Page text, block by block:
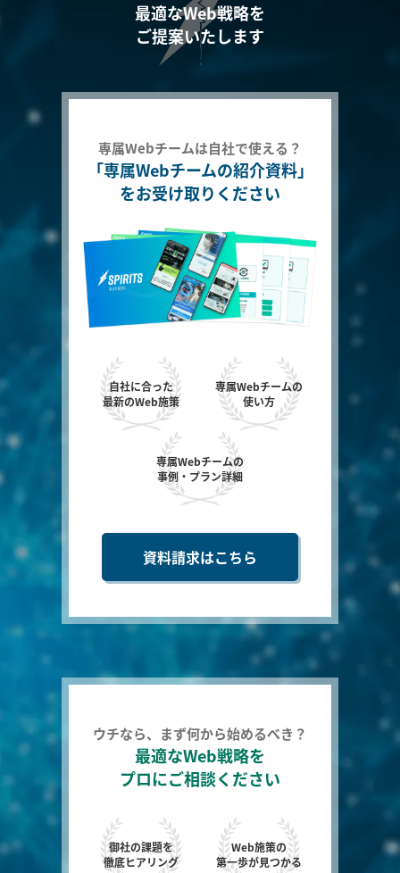
最適なWeb戦略を
ご提案いたします
専属Webチームは自社で使える？
「専属Webチームの紹介資料」
をお受け取りください
自社に合った
最新のWeb施策
専属Webチームの
使い方
専属Webチームの
事例・プラン詳細
資料請求はこちら
ウチなら、まず何から始めるべき？
最適なWeb戦略を
プロにご相談ください
御社の課題を
徹底ヒアリング
Web施策の
第一歩が見つかる